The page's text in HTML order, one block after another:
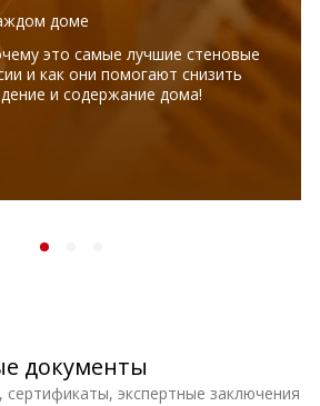
доме
это самые лучшие стеновые
и как они помогают снизить
и содержание дома!
сертификаты, экспертные заключения
документы